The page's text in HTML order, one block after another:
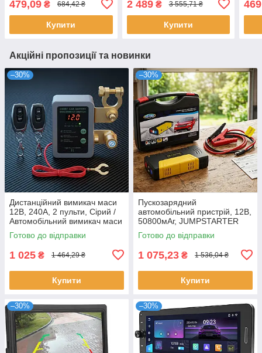
для попереку / М'який
підголовник в авто
479,09 ₴ 684,42 ₴
Купити
головок з тріщоткою
2 489₴ 3 555,71 ₴
Купити
469
Акційні пропозиції та новинки
–30%
Дистанційний вимикач маси
12В, 240А, 2 пульти, Сірий /
Автомобільний вимикач маси
акумулятора
Готово до відправки
1 025 ₴ 1 464,29 ₴
Купити
–30%
Пускозарядний
автомобільний пристрій, 12В,
50800мАг, JUMPSTARTER
TM15, Чорно-жовтий /
Зарядно пусковий пристрій
Готово до відправки
1 075,23 ₴ 1 536,04 ₴
Купити
–30% –30%